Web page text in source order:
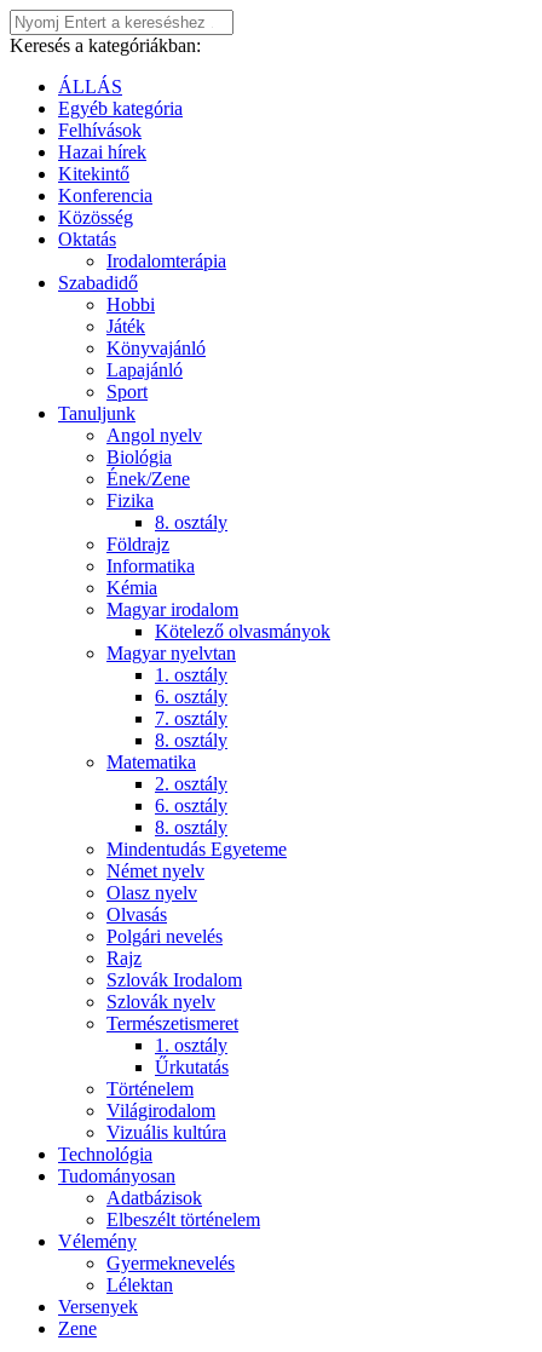
Keresés a kategóriákban:
ÁLLÁS
Egyéb kategória
Felhívások
Hazai hírek
Kitekintő
Konferencia
Közösség
Oktatás
Irodalomterápia
Szabadidő
Hobbi
Játék
Könyvajánló
Lapajánló
Sport
Tanuljunk
Angol nyelv
Biológia
Ének/Zene
Fizika
8. osztály
Földrajz
Informatika
Kémia
Magyar irodalom
Kötelező olvasmányok
Magyar nyelvtan
1. osztály
6. osztály
7. osztály
8. osztály
Matematika
2. osztály
6. osztály
8. osztály
Mindentudás Egyeteme
Német nyelv
Olasz nyelv
Olvasás
Polgári nevelés
Rajz
Szlovák Irodalom
Szlovák nyelv
Természetismeret
1. osztály
Űrkutatás
Történelem
Világirodalom
Vizuális kultúra
Technológia
Tudományosan
Adatbázisok
Elbeszélt történelem
Vélemény
Gyermeknevelés
Lélektan
Versenyek
Zene